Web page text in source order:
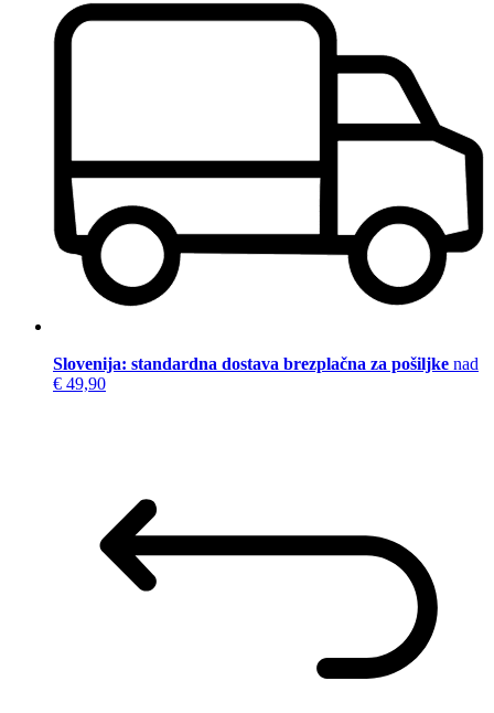
Slovenija: standardna dostava brezplačna za pošiljke nad
€ 49,90